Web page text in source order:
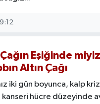
Çağın Eşiğinde
Altın Çağı
iki gün boyunca, kalp
hücre düzeyinde